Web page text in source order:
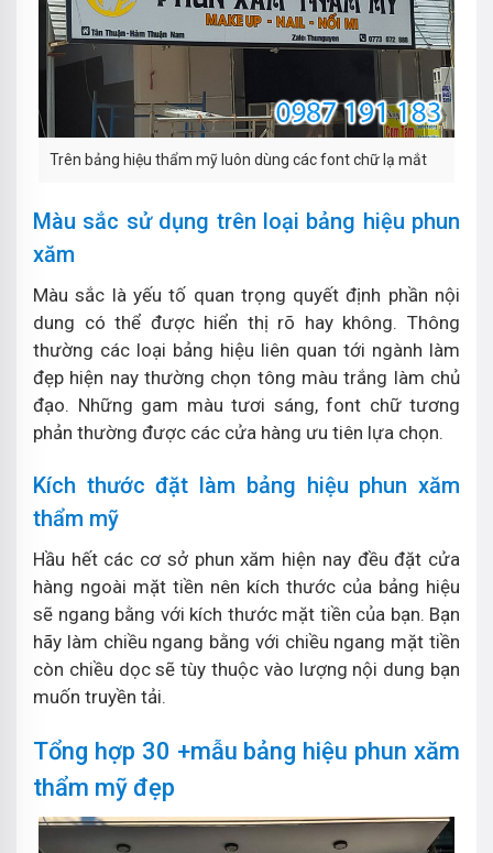
Trên bảng hiệu thẩm mỹ luôn dùng các font chữ lạ mắt
Màu sắc sử dụng trên loại bảng hiệu phun
xăm
Màu sắc là yếu tố quan trọng quyết định phần nội
dung có thể được hiển thị rõ hay không. Thông
thường các loại bảng hiệu liên quan tới ngành làm
đẹp hiện nay thường chọn tông màu trắng làm chủ
đạo. Những gam màu tươi sáng, font chữ tương
phản thường được các cửa hàng ưu tiên lựa chọn.
Kích thước đặt làm bảng hiệu phun xăm
thẩm mỹ
Hầu hết các cơ sở phun xăm hiện nay đều đặt cửa
hàng ngoài mặt tiền nên kích thước của bảng hiệu
sẽ ngang bằng với kích thước mặt tiền của bạn. Bạn
hãy làm chiều ngang bằng với chiều ngang mặt tiền
còn chiều dọc sẽ tùy thuộc vào lượng nội dung bạn
muốn truyền tải.
Tổng hợp 30 +mẫu bảng hiệu phun xăm
thẩm mỹ đẹp